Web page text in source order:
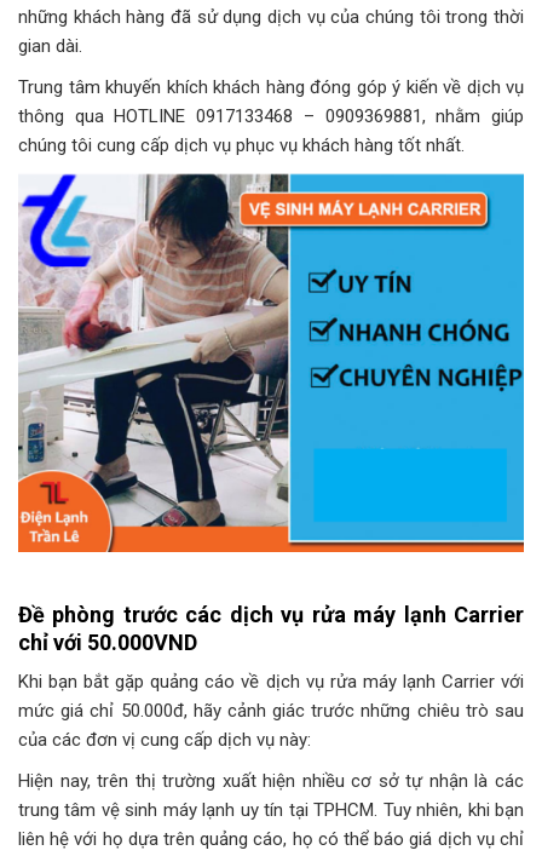
những khách hàng đã sử dụng dịch vụ của chúng tôi trong thời
gian dài.
Trung tâm khuyến khích khách hàng đóng góp ý kiến về dịch vụ
thông qua HOTLINE 0917133468 – 0909369881, nhằm giúp
chúng tôi cung cấp dịch vụ phục vụ khách hàng tốt nhất.
Đề phòng trước các dịch vụ rửa máy lạnh Carrier
chỉ với 50.000VND
Khi bạn bắt gặp quảng cáo về dịch vụ rửa máy lạnh Carrier với
mức giá chỉ 50.000đ, hãy cảnh giác trước những chiêu trò sau
của các đơn vị cung cấp dịch vụ này:
Hiện nay, trên thị trường xuất hiện nhiều cơ sở tự nhận là các
trung tâm vệ sinh máy lạnh uy tín tại TPHCM. Tuy nhiên, khi bạn
liên hệ với họ dựa trên quảng cáo, họ có thể báo giá dịch vụ chỉ